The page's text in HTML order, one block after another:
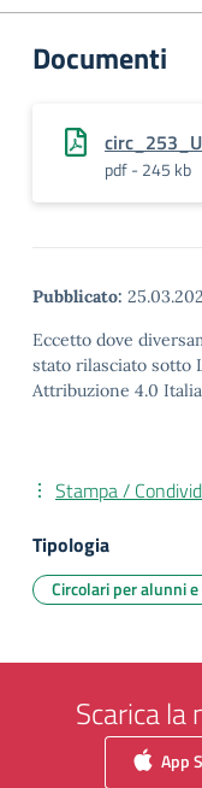
Documenti
pdf - 245 kb
Pubblicato:
Eccetto dove
stato rilasciato sotto
Attribuzione 4.0
Stampa /
Tipologia
Circolari per alunni
Scarica
App